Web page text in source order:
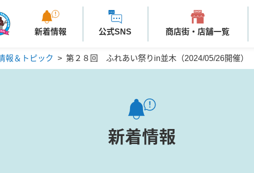
新着情報 公式SNS 商店街・店舗一覧
報＆トピック > 第２８回 ふれあい祭りin並木（2024/05/26開催）
新着情報